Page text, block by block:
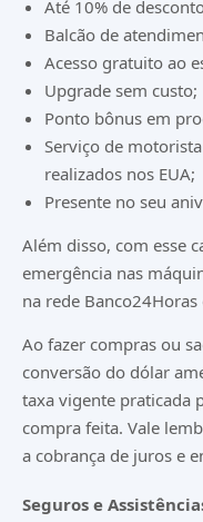
Até 10% de
Balcão de
Acesso gratuito ao
Upgrade sem custo;
Ponto bônus em
Serviço de
realizados nos EUA;
Presente no seu
Além disso, com esse
emergência nas
na rede
Ao fazer compras ou
conversão do dólar
taxa vigente praticada
compra feita. Vale
a cobrança de juros e
Seguros e